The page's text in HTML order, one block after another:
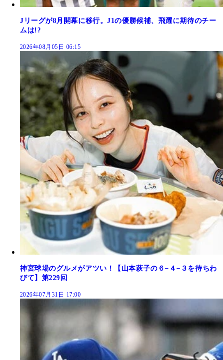
Jリーグが8月開幕に移行。J1の優勝候補、飛躍に期待のチー
ムは!?
2026年08月05日 06:15
神宮球場のグルメがアツい！【山本萩子の６−４−３を待ちわ
びて】第229回
2026年07月31日 17:00